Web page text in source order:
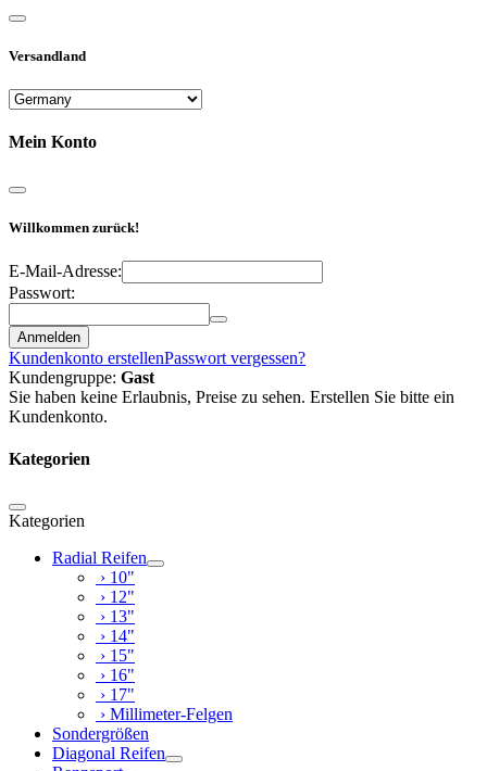
Versandland
Mein Konto
Willkommen zurück!
E-Mail-Adresse:
Passwort:
Anmelden
Kundenkonto erstellenPasswort vergessen?
Kundengruppe: Gast
Sie haben keine Erlaubnis, Preise zu sehen. Erstellen Sie bitte ein
Kundenkonto.
Kategorien
Kategorien
Radial Reifen
› 10"
› 12"
› 13"
› 14"
› 15"
› 16"
› 17"
› Millimeter-Felgen
Sondergrößen
Diagonal Reifen